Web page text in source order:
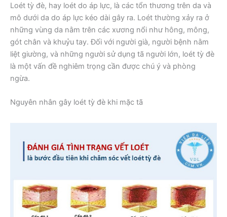
Loét tỳ đè, hay loét do áp lực, là các tổn thương trên da và
mô dưới da do áp lực kéo dài gây ra. Loét thường xảy ra ở
những vùng da nằm trên các xương nổi như hông, mông,
gót chân và khuỷu tay. Đối với người già, người bệnh nằm
liệt giường, và những người sử dụng tã người lớn, loét tỳ đè
là một vấn đề nghiêm trọng cần được chú ý và phòng
ngừa.
Nguyên nhân gây loét tỳ đè khi mặc tã